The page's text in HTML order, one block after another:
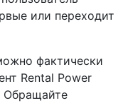
или переходит
фактически
Rental Power
Обращайте